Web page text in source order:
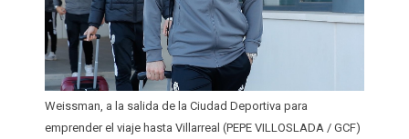
Weissman, a la salida de la Ciudad Deportiva para
emprender el viaje hasta Villarreal (PEPE VILLOSLADA / GCF)